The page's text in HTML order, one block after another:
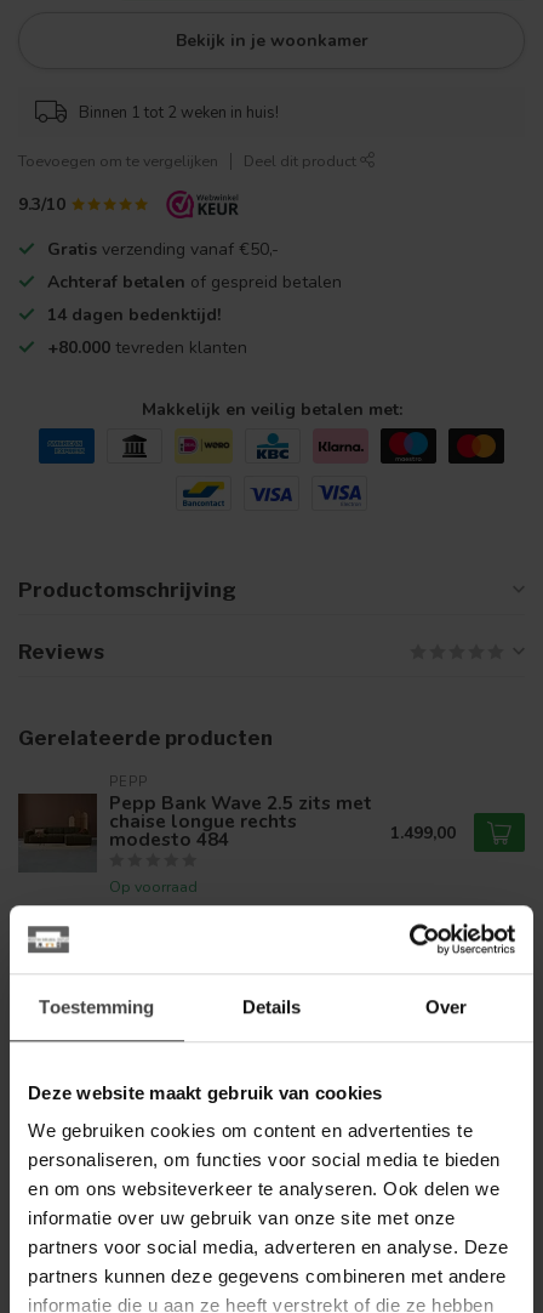
Toestemming Details Over
Deze website maakt gebruik van cookies
We gebruiken cookies om content en advertenties te
personaliseren, om functies voor social media te bieden
en om ons websiteverkeer te analyseren. Ook delen we
informatie over uw gebruik van onze site met onze
partners voor social media, adverteren en analyse. Deze
partners kunnen deze gegevens combineren met andere
informatie die u aan ze heeft verstrekt of die ze hebben
Bekijk in je woonkamer
Binnen 1 tot 2 weken in huis!
Toevoegen om te vergelijken Deel dit product
9.3/10
Gratis verzending vanaf €50,-
Achteraf betalen of gespreid betalen
14 dagen bedenktijd!
+80.000 tevreden klanten
Makkelijk en veilig betalen met:
Productomschrijving
Reviews
Gerelateerde producten
PEPP
Pepp Bank Wave 2.5 zits met
chaise longue rechts
modesto 484
Op voorraad
1.499,00
Pepp Showroommodel Bank
Op voorraad
1.319,00
999,00
TOWER LIVING
Tower Living Bank Leeds - 2,5
zits + ottomane Rechts - City
355 Flesgroen -
Showroommodel
Op voorraad
1.499,00
PEPP
Pepp Bank Wave 2.5 zits met